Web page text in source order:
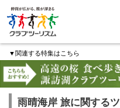
▼関連する特集はこちら
雨晴海岸 旅に関する